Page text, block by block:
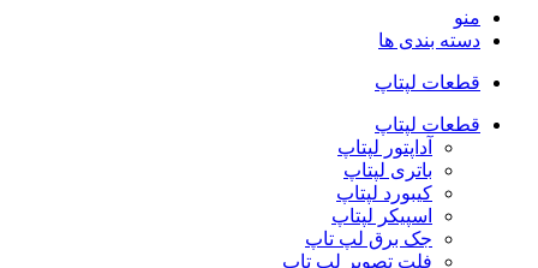
منو
دسته بندی ها
قطعات لپتاپ
قطعات لپتاپ
آداپتور لپتاپ
باتری لپتاپ
کیبورد لپتاپ
اسپیکر لپتاپ
جک برق لپ تاپ
فلت تصویر لپ تاپ